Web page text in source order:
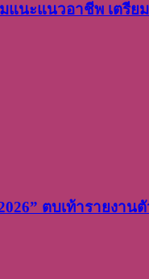
นะแนวอาชีพ เตรี
ตบเท้ารายงาน